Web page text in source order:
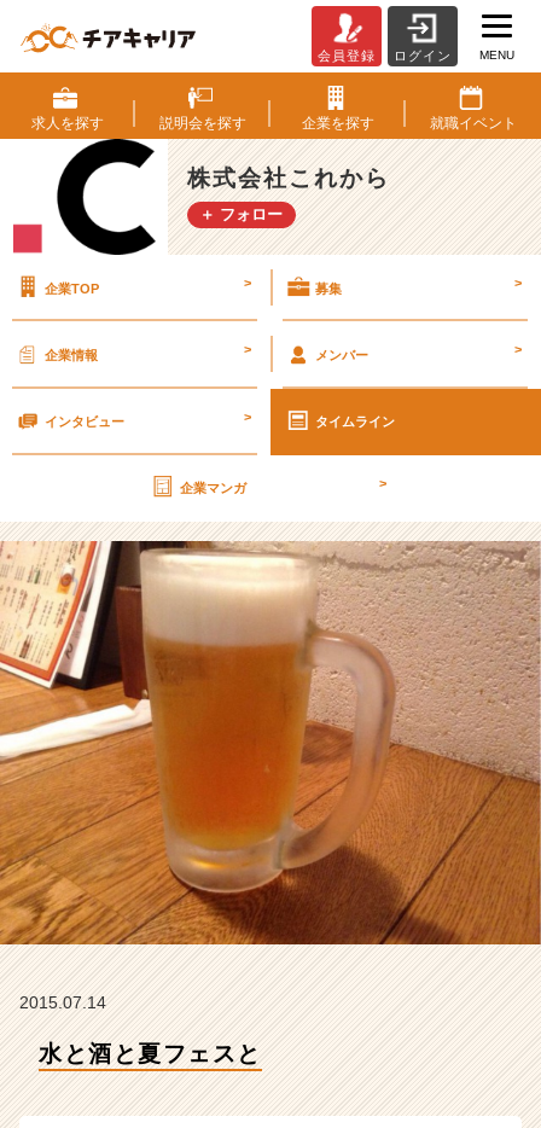
と
酒
と
夏
フ
ェ
式
こ
の
タ
イ
ム
ラ
ン】
長
企
業
か
ト
会員登録 ログイン MENU
求人を探す 説明会を探す 企業を探す 就職イベント
株式会社これから
＋ フォロー
企業TOP > 募集 >
企業情報 > メンバー >
インタビュー > タイムライン
企業マンガ >
2015.07.14
水と酒と夏フェスと